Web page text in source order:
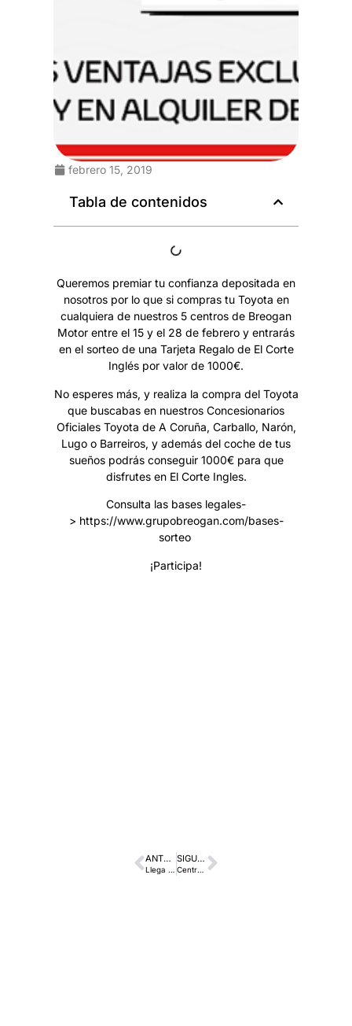
febrero 15, 2019
Tabla de contenidos
Queremos premiar tu confianza depositada en
nosotros por lo que si compras tu Toyota en
cualquiera de nuestros 5 centros de Breogan
Motor entre el 15 y el 28 de febrero y entrarás
en el sorteode una Tarjeta Regalo de El Corte
Inglés por valor de 1000€.
No esperes más, y realiza la compra del Toyota
que buscabas en nuestros Concesionarios
Oficiales Toyota de A Coruña, Carballo, Narón,
Lugo o Barreiros, y además del coche de tus
sueños podrás conseguir 1000€ para que
disfrutes en El Corte Ingles.
Consulta las bases legales-
> https://www.grupobreogan.com/bases-
sorteo
¡Participa!
ANTERIOR
Llega a Coruña “Conduce Como Piensas”, el nuevo programa diseñado por Toyota España y La Cadena SER.
SIGUIENTE
Centro Porsche A Coruña & LEGO® SERIOUS PLAY®